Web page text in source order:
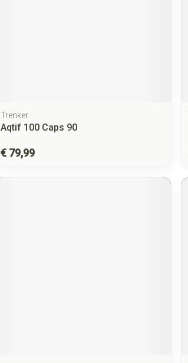
Trenker
Aqtif 100 Caps 90
€ 79,99